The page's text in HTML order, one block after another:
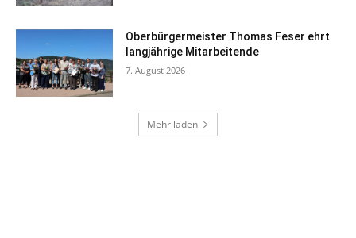
Oberbürgermeister Thomas Feser ehrt
langjährige Mitarbeitende
7. August 2026
Mehr laden